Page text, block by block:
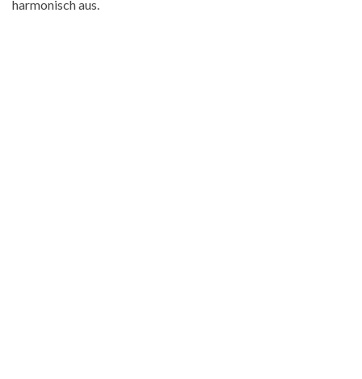
harmonisch aus.